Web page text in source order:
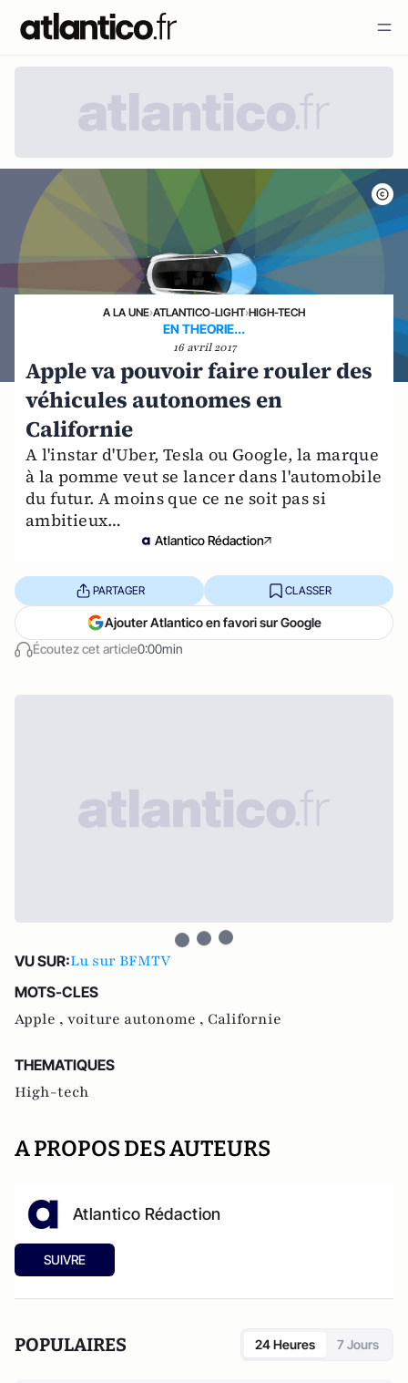
A LA UNE›ATLANTICO-LIGHT›HIGH-TECH
EN THEORIE...
16 avril 2017
Apple va pouvoir faire rouler des
véhicules autonomes en
Californie
A l'instar d'Uber, Tesla ou Google, la marque
à la pomme veut se lancer dans l'automobile
du futur. A moins que ce ne soit pas si
ambitieux…
Atlantico Rédaction
Écoutez cet article0:00min
PARTAGER CLASSER
Ajouter Atlantico en favori sur Google
VU SUR:Lu sur BFMTV
MOTS-CLES
Apple , voiture autonome , Californie
THEMATIQUES
High-tech
A PROPOS DES AUTEURS
Atlantico Rédaction
SUIVRE
POPULAIRES 24 Heures 7 Jours